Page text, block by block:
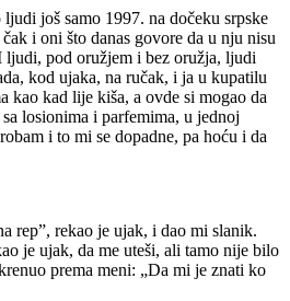
još samo 1997. na dočeku srpske
i oni što danas govore da u nju nisu
pod oružjem i bez oružja, ljudi
kod ujaka, na ručak, i ja u kupatilu
kao kad lije kiša, a ovde si mogao da
losionima i parfemima, u jednoj
i to mi se dopadne, pa hoću i da
rep”, rekao je ujak, i dao mi slanik.
je ujak, da me uteši, ali tamo nije bilo
prema meni: „Da mi je znati ko